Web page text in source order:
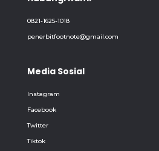
0821-1625-1018
penerbitfootnote@gmail.com
Media Sosial
Instagram
Facebook
Twitter
Tiktok